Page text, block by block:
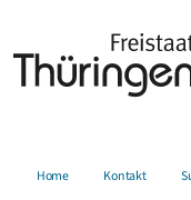
Home Kontakt